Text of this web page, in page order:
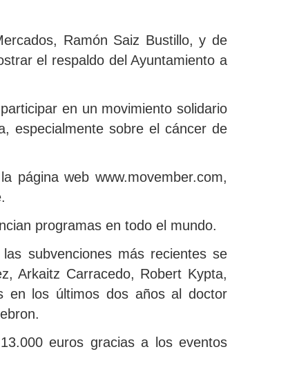
Ramón Saiz Bustillo, y de
el respaldo del Ayuntamiento a
en un movimiento solidario
especialmente sobre el cáncer de
página web www.movember.com,
programas en todo el mundo.
subvenciones más recientes se
Arkaitz Carracedo, Robert Kypta,
en los últimos dos años al doctor
euros gracias a los eventos